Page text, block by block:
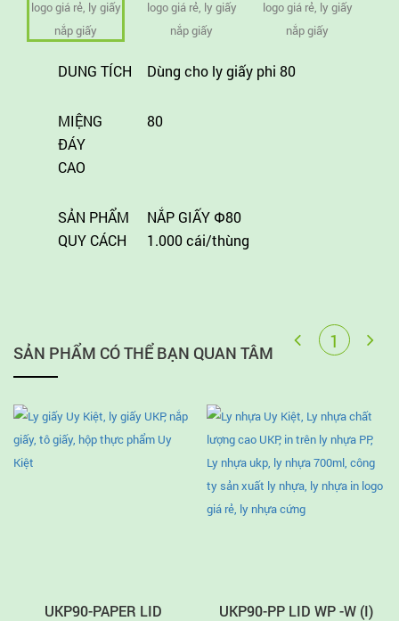
DUNG TÍCH Dùng cho ly giấy phi 80
MIỆNG
80
ĐÁY
CAO
SẢN PHẨM
NẮP GIẤY Փ80
QUY CÁCH
1.000 cái/thùng
SẢN PHẨM CÓ THỂ BẠN QUAN TÂM
UKP90-PAPER LID UKP90-PP LID WP -W (I)